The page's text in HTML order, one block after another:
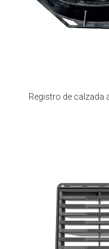
Registro de calzada